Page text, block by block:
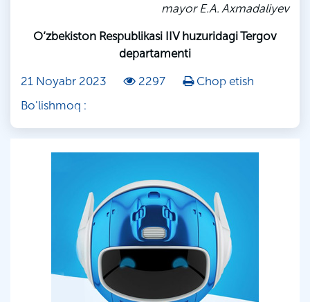
mayor E.A. Axmadaliyev
O‘zbekiston Respublikasi IIV huzuridagi Tergov
departamenti
21 Noyabr 2023
2297
Chop etish
Bo'lishmoq :